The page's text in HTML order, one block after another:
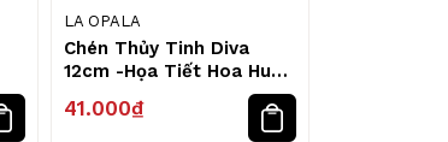
LA OPALA
Chén Thủy Tinh Diva
12cm -Họa Tiết Hoa Huệ
41.000₫